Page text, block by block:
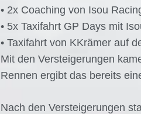
• 2x Coaching von Isou
• 5x Taxifahrt GP Days mit
• Taxifahrt von KKrämer auf
Mit den Versteigerungen
Rennen ergibt das bereits
Nach den Versteigerungen